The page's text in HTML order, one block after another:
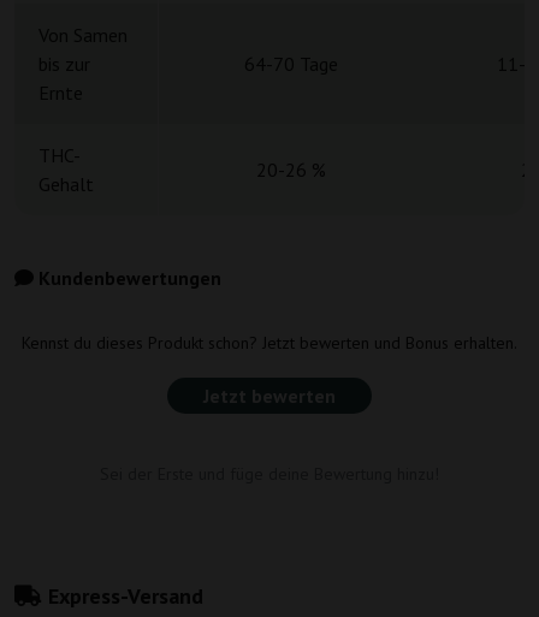
THC-
Gehalt
20-26 %
Kundenbewertungen
Kennst du dieses Produkt schon? Jetzt bewerten und Bonus erhalten.
Jetzt bewerten
Express-Versand